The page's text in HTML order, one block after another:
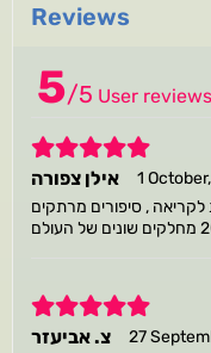
Reviews
5/5 User reviews
5
אילן צפורה
1
, סיפורים מרתקים
5
צ. אביעזר
27